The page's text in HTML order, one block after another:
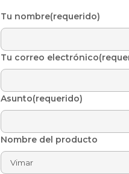
Tu nombre(requerido)
Tu correo
Asunto(requerido)
Nombre del producto